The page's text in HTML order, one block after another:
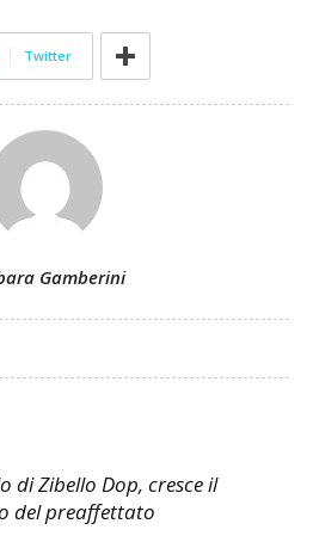
Twitter
Gamberini
di Zibello Dop, cresce il
del preaffettato